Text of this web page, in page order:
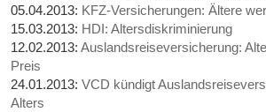
05.04.2013: KFZ-Versicherungen: Ältere
15.03.2013: HDI: Altersdiskriminierung
12.02.2013:Auslandsreiseversicherung:
Preis
24.01.2013:VCD kündigt
Alters